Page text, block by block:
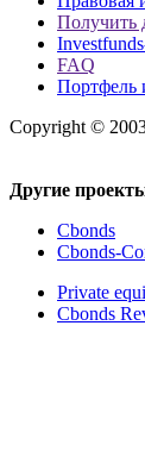
Получить
FAQ
Портфель
Copyright ©
Другие
Cbonds
Cbonds-
Private
Cbonds